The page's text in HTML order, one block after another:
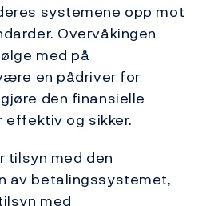
systemene opp mot
Overvåkingen
med på
en pådriver for
den finansielle
og sikker.
tilsyn med den
av betalingssystemet,
med